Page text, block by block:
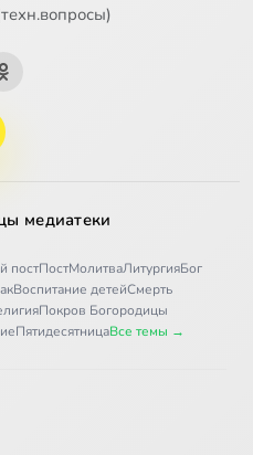
медиатеки
постПостМолитваЛитургияБог
Воспитание детейСмерть
Покров Богородицы
ПятидесятницаВсе темы →